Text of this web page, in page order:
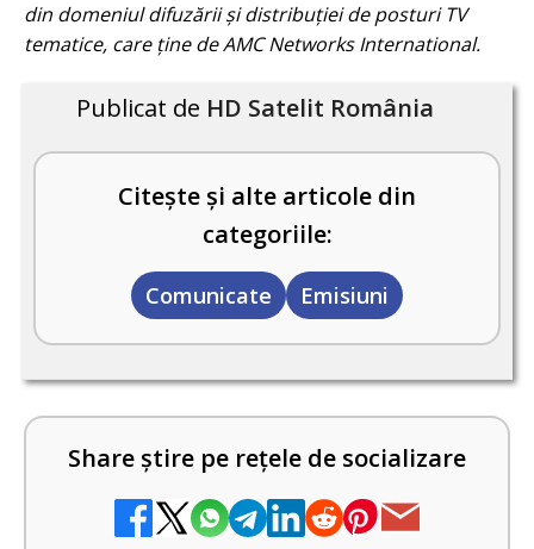
din domeniul difuzării și distribuției de posturi TV
tematice, care ține de AMC Networks International.
Publicat de HD Satelit România
Citește și alte articole din
categoriile:
Comunicate Emisiuni
Share știre pe rețele de socializare